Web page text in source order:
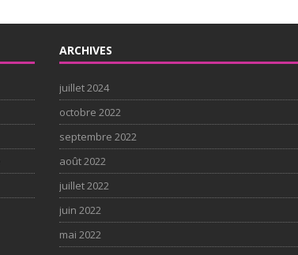
ARCHIVES
juillet 2024
octobre 2022
septembre 2022
août 2022
juillet 2022
juin 2022
mai 2022